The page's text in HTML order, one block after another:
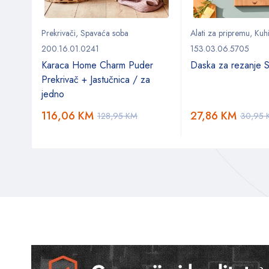
Prekrivači, Spavaća soba
200.16.01.0241
Karaca Home Charm Puder
Prekrivač + Jastučnica / za
jedno
128,95KM
116,06 KM
Alati za pripremu,
153.03.06.5705
Daska za rezanje
30,95
27,86 KM